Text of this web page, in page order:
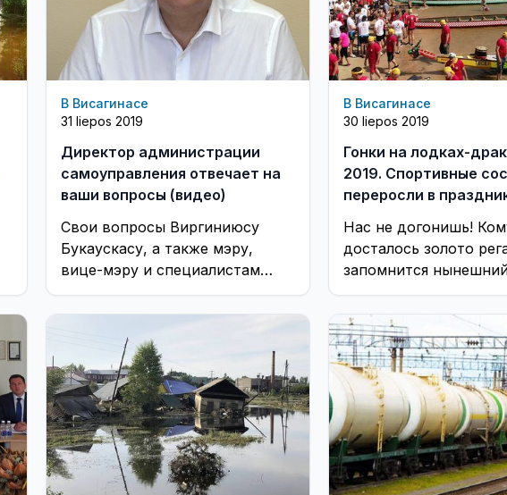
В Висагинасе
31 liepos 2019
Директор администрации
самоуправления отвечает на
ваши вопросы (видео)
Свои вопросы Виргиниюсу
Букаускасу, а также мэру,
вице-мэру и специалистам
самоуправления присылайте по
эл. почте info@tts.lt
В Висагинасе
30 liepos 2019
Гонки на лодках-
2019. Спортивные
переросли в
Нас не догонишь!
досталось золото
запомнится
спортивный